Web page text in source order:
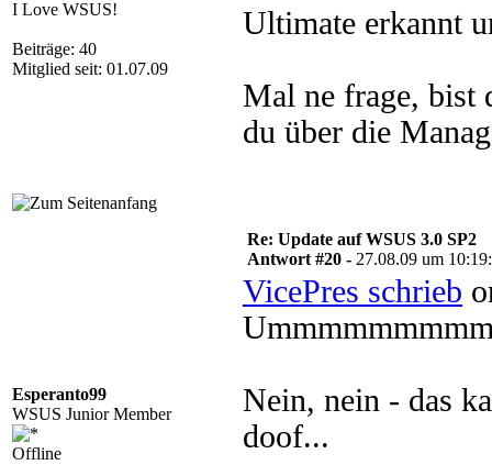
I Love WSUS!
Beiträge: 40
Mitglied seit: 01.07.09
Ultimate erkannt
Mal ne frage, bist
du über die
Esperanto99
WSUS Junior Member
Offline
Re: Update auf WSUS 3.0 SP2
Antwort #20 - 27.08.09 um
VicePres schrieb
Nein, nein - das
doof...